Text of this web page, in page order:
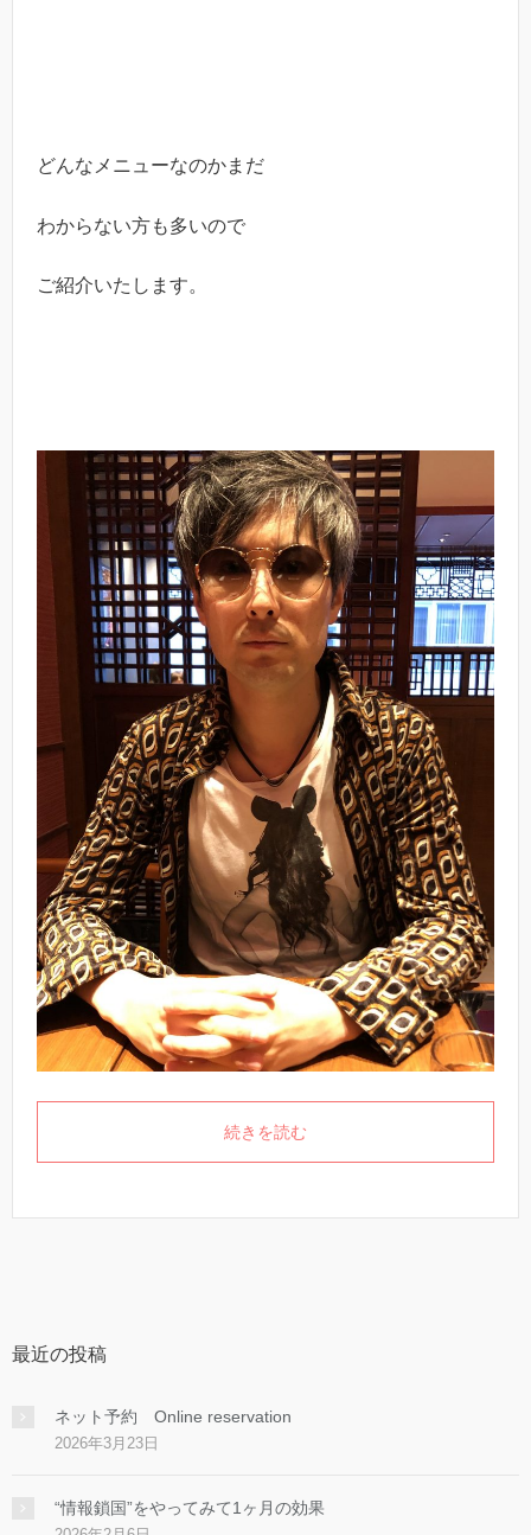
どんなメニューなのかまだ
わからない方も多いので
ご紹介いたします。
続きを読む
最近の投稿
ネット予約 Online reservation
2026年3月23日
“情報鎖国”をやってみて1ヶ月の効果